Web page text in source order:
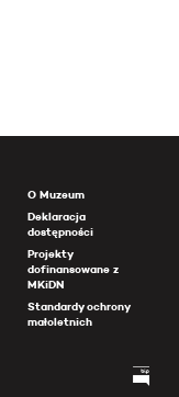
O Muzeum
Deklaracja
dostępności
Projekty
dofinansowane z
MKiDN
Standardy ochrony
małoletnich